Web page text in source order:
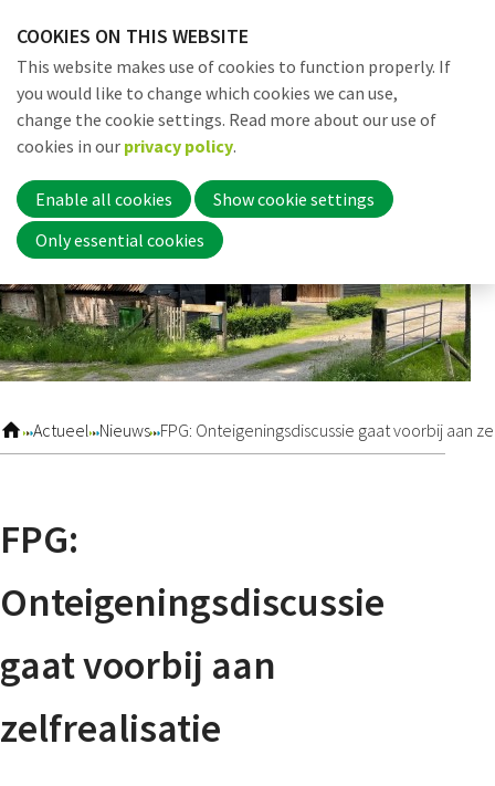
links
Jump
to
navigation
to
main
content
Actueel Nieuws FPG: Onteigeningsdiscussie gaat voorbij aan
FPG:
Onteigeningsdiscussie
gaat voorbij aan
zelfrealisatie
Home
COOKIES ON THIS WEBSITE
This website makes use of cookies to function properly. If
you would like to change which cookies we can use,
change the cookie settings. Read more about our use of
cookies in our privacy policy.
Enable all cookies
Show cookie settings
Only essential cookies